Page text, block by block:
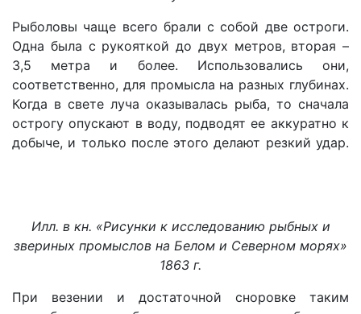
Рыболовы чаще всего брали с собой две остроги.
Одна была с рукояткой до двух метров, вторая –
3,5 метра и более. Использовались они,
соответственно, для промысла на разных глубинах.
Когда в свете луча оказывалась рыба, то сначала
острогу опускают в воду, подводят ее аккуратно к
добыче, и только после этого делают резкий удар.
Илл. в кн. «Рисунки к исследованию рыбных и
звериных промыслов на Белом и Северном морях»
1863 г.
При везении и достаточной сноровке таким